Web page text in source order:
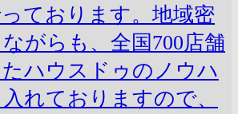
ております。地域密
がらも、全国700店舗
ハウスドゥのノウハ
れておりますので、